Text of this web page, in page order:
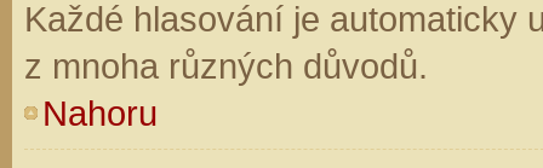
Každé hlasování je automaticky
z mnoha různých důvodů.
Nahoru